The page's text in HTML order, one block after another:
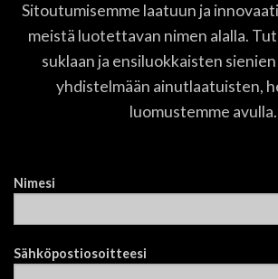
Sitoutumisemme laatuun ja
meistä luotettavan nimen alalla.
suklaan ja ensiluokkaisten
yhdistelmään ainutlaatuisten,
luomustemme avulla.
Nimesi
Sähköpostiosoitteesi